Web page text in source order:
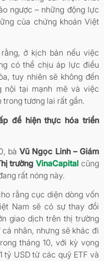
ngược – những động lực
của chứng khoán Việt
ở kịch bản nếu việc
có thể chịu áp lực điều
tuy nhiên sẽ không đến
nội tại mạnh mẽ và việc
tương lai rất gần.
để hiện thực hóa triển
bà Vũ Ngọc Linh – Giám
trườngVinaCapital cũng
rất nóng này.
rằng cục diện dòng vốn
Nam sẽ có sự thay đổi
giao dịch trên thị trường
nhân, nhưng sẽ khác đi
tháng 10, với kỳ vọng
tỷ USD từ các quỹ ETF và